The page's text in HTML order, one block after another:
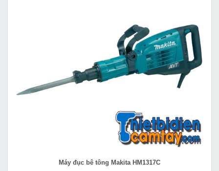
Máy đục bê tông Makita HM1317C